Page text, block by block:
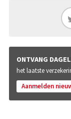
ONTVANG
het laatste
Aanmelden